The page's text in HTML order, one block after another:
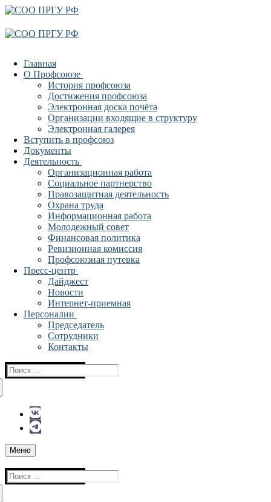
Перейти
содержимому
Меню
Закрыть
Главная
О Профсоюзе
История профсоюза
Достижения профсоюза
Электронная доска почёта
Организации входящие в структуру
Электронная галерея
Вступить в профсоюз
Документы
Деятельность
Организационная работа
Социальное партнерство
Правозащитная деятельность
Охрана труда
Информационная работа
Молодежный совет
Финансовая политика
Ревизионная комиссия
Профсоюзная путевка
Пресс-центр
Дайджест
Новости
Интернет-приемная
Персоналии
Председатель
Сотрудники
Контакты
Найти:
Меню
Найти: